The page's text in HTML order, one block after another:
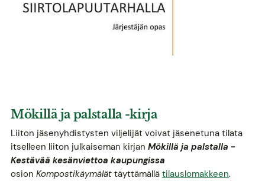
Mökillä ja palstalla -kirja
Liiton jäsenyhdistysten viljelijät voivat jäsenetuna tilata
itselleen liiton julkaiseman kirjan Mökillä ja palstalla -
Kestävää kesänviettoa kaupungissa
osion Kompostikäymälät täyttämällä tilauslomakkeen.